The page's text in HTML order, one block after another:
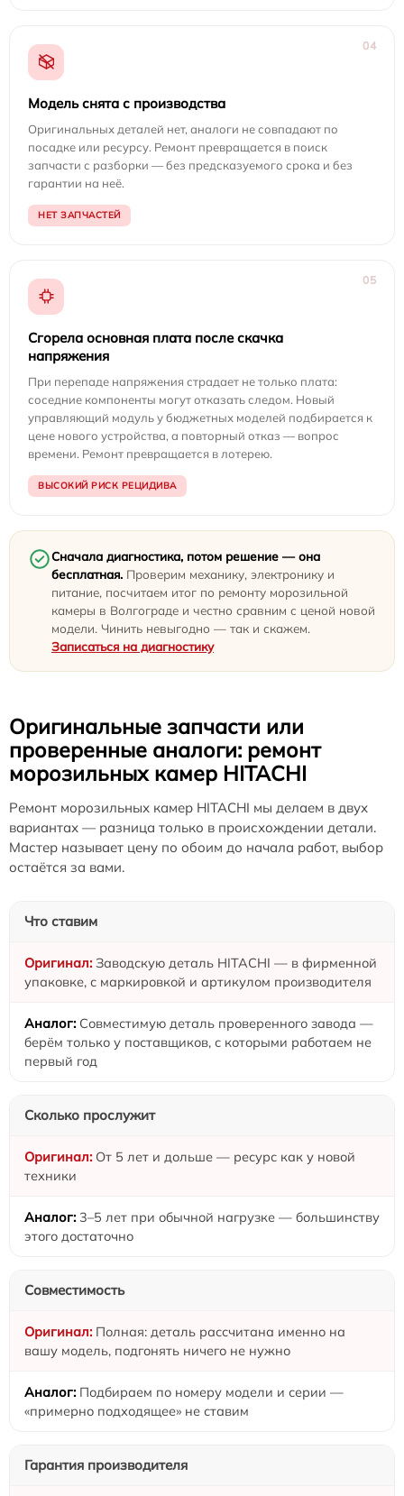
04
Модель снята с производства
Оригинальных деталей нет, аналоги не совпадают по
посадке или ресурсу. Ремонт превращается в поиск
запчасти с разборки — без предсказуемого срока и без
гарантии на неё.
НЕТ ЗАПЧАСТЕЙ
05
Сгорела основная плата после скачка
напряжения
При перепаде напряжения страдает не только плата:
соседние компоненты могут отказать следом. Новый
управляющий модуль у бюджетных моделей подбирается к
цене нового устройства, а повторный отказ — вопрос
времени. Ремонт превращается в лотерею.
ВЫСОКИЙ РИСК РЕЦИДИВА
Сначала диагностика, потом решение — она
бесплатная. Проверим механику, электронику и
питание, посчитаем итог по ремонту морозильной
камеры в Волгограде и честно сравним с ценой новой
модели. Чинить невыгодно — так и скажем.
Записаться на диагностику
Оригинальные запчасти или
проверенные аналоги: ремонт
морозильных камер HITACHI
Ремонт морозильных камер HITACHI мы делаем в двух
вариантах — разница только в происхождении детали.
Мастер называет цену по обоим до начала работ, выбор
остаётся за вами.
Что ставим
Заводскую деталь HITACHI — в фирменной
упаковке, с маркировкой и артикулом производителя
Совместимую деталь проверенного завода —
берём только у поставщиков, с которыми работаем не
первый год
Сколько прослужит
От 5 лет и дольше — ресурс как у новой
техники
3–5 лет при обычной нагрузке — большинству
этого достаточно
Совместимость
Полная: деталь рассчитана именно на
вашу модель, подгонять ничего не нужно
Подбираем по номеру модели и серии —
«примерно подходящее» не ставим
Гарантия производителя